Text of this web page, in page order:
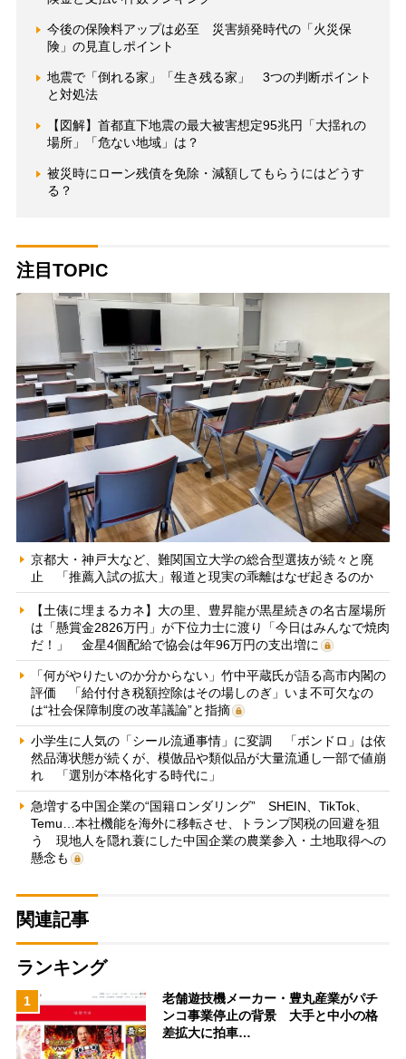
今後の保険料アップは必至 災害頻発時代の「火災保
険」の見直しポイント
地震で「倒れる家」「生き残る家」 3つの判断ポイント
と対処法
【図解】首都直下地震の最大被害想定95兆円「大揺れの
場所」「危ない地域」は？
被災時にローン残債を免除・減額してもらうにはどうす
る？
注目TOPIC
京都大・神戸大など、難関国立大学の総合型選抜が続々と廃
止 「推薦入試の拡大」報道と現実の乖離はなぜ起きるのか
【土俵に埋まるカネ】大の里、豊昇龍が黒星続きの名古屋場所
は「懸賞金2826万円」が下位力士に渡り「今日はみんなで焼肉
だ！」 金星4個配給で協会は年96万円の支出増に
「何がやりたいのか分からない」竹中平蔵氏が語る高市内閣の
評価 「給付付き税額控除はその場しのぎ」いま不可欠なの
は“社会保障制度の改革議論”と指摘
小学生に人気の「シール流通事情」に変調 「ボンドロ」は依
然品薄状態が続くが、模倣品や類似品が大量流通し一部で値崩
れ 「選別が本格化する時代に」
急増する中国企業の“国籍ロンダリング” SHEIN、TikTok、
Temu…本社機能を海外に移転させ、トランプ関税の回避を狙
う 現地人を隠れ蓑にした中国企業の農業参入・土地取得への
懸念も
関連記事
ランキング
1
老舗遊技機メーカー・豊丸産業がパチ
ンコ事業停止の背景 大手と中小の格
差拡大に拍車…